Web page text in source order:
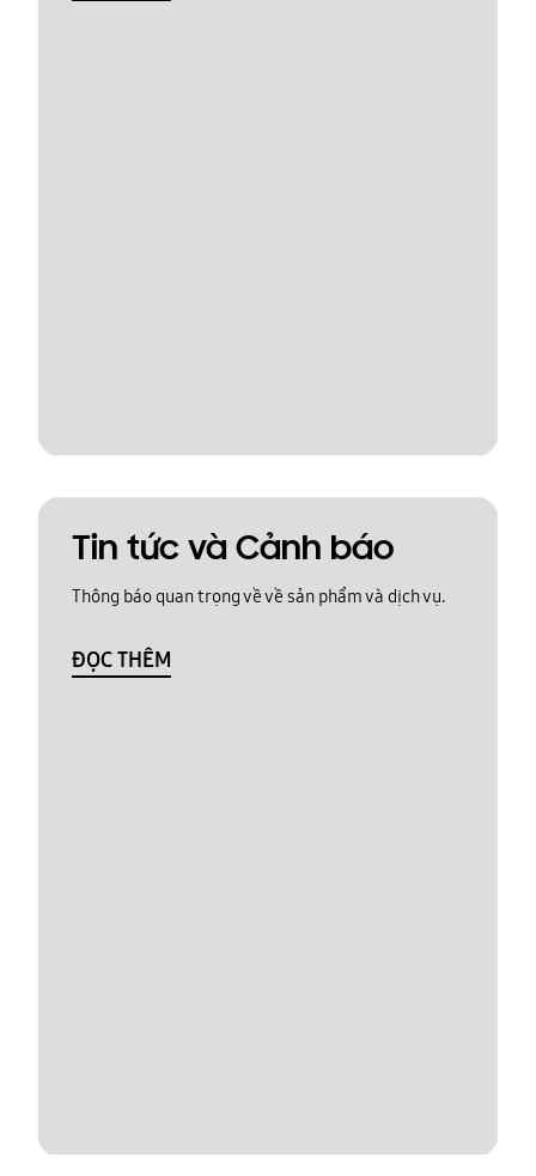
Tin tức và Cảnh báo
Thông báo quan trọng về về sản phẩm và dịch vụ.
ĐỌC THÊM